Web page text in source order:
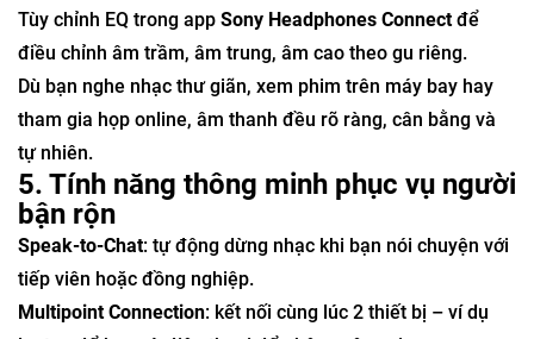
Tùy chỉnh EQ trong app Sony Headphones Connectđể
điều chỉnh âm trầm, âm trung, âm cao theo gu riêng.
Dù bạn nghe nhạc thư giãn, xem phim trên máy bay hay
tham gia họp online, âm thanh đều rõ ràng, cân bằng và
tự nhiên.
5. Tính năng thông minh phục vụ người
bận rộn
Speak-to-Chat: tự động dừng nhạc khi bạn nói chuyện với
tiếp viên hoặc đồng nghiệp.
Multipoint Connection: kết nối cùng lúc 2 thiết bị – ví dụ